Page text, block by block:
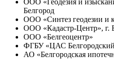
Белгород
ООО «Синтез геодезии и
ООО «Кадастр-Центр», г.
ООО «Белгеоцентр»
ФГБУ «ЦАС
АО «Белгородская